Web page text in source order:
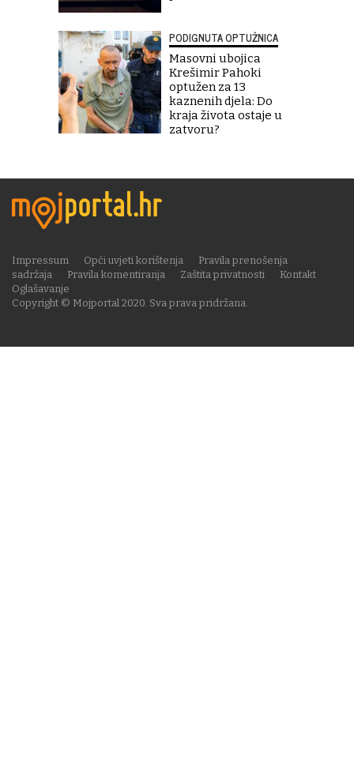
PODIGNUTA OPTUŽNICA
Masovni ubojica
Krešimir Pahoki
optužen za 13
kaznenih djela: Do
kraja života ostaje u
zatvoru?
Copyright © Mojportal 2020. Sva prava pridržana.
Impressum Opći uvjeti korištenja
Pravila prenošenja
sadržaja
Pravila komentiranja Zaštita privatnosti
Kontakt
Oglašavanje